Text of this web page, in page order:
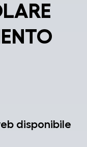
disponibile